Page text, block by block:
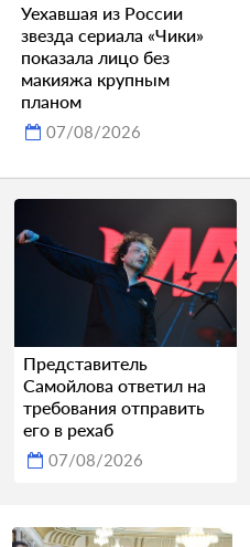
Уехавшая из России
звезда сериала «Чики»
показала лицо без
макияжа крупным
планом
07/08/2026
Представитель
Самойлова ответил на
требования отправить
его в рехаб
07/08/2026